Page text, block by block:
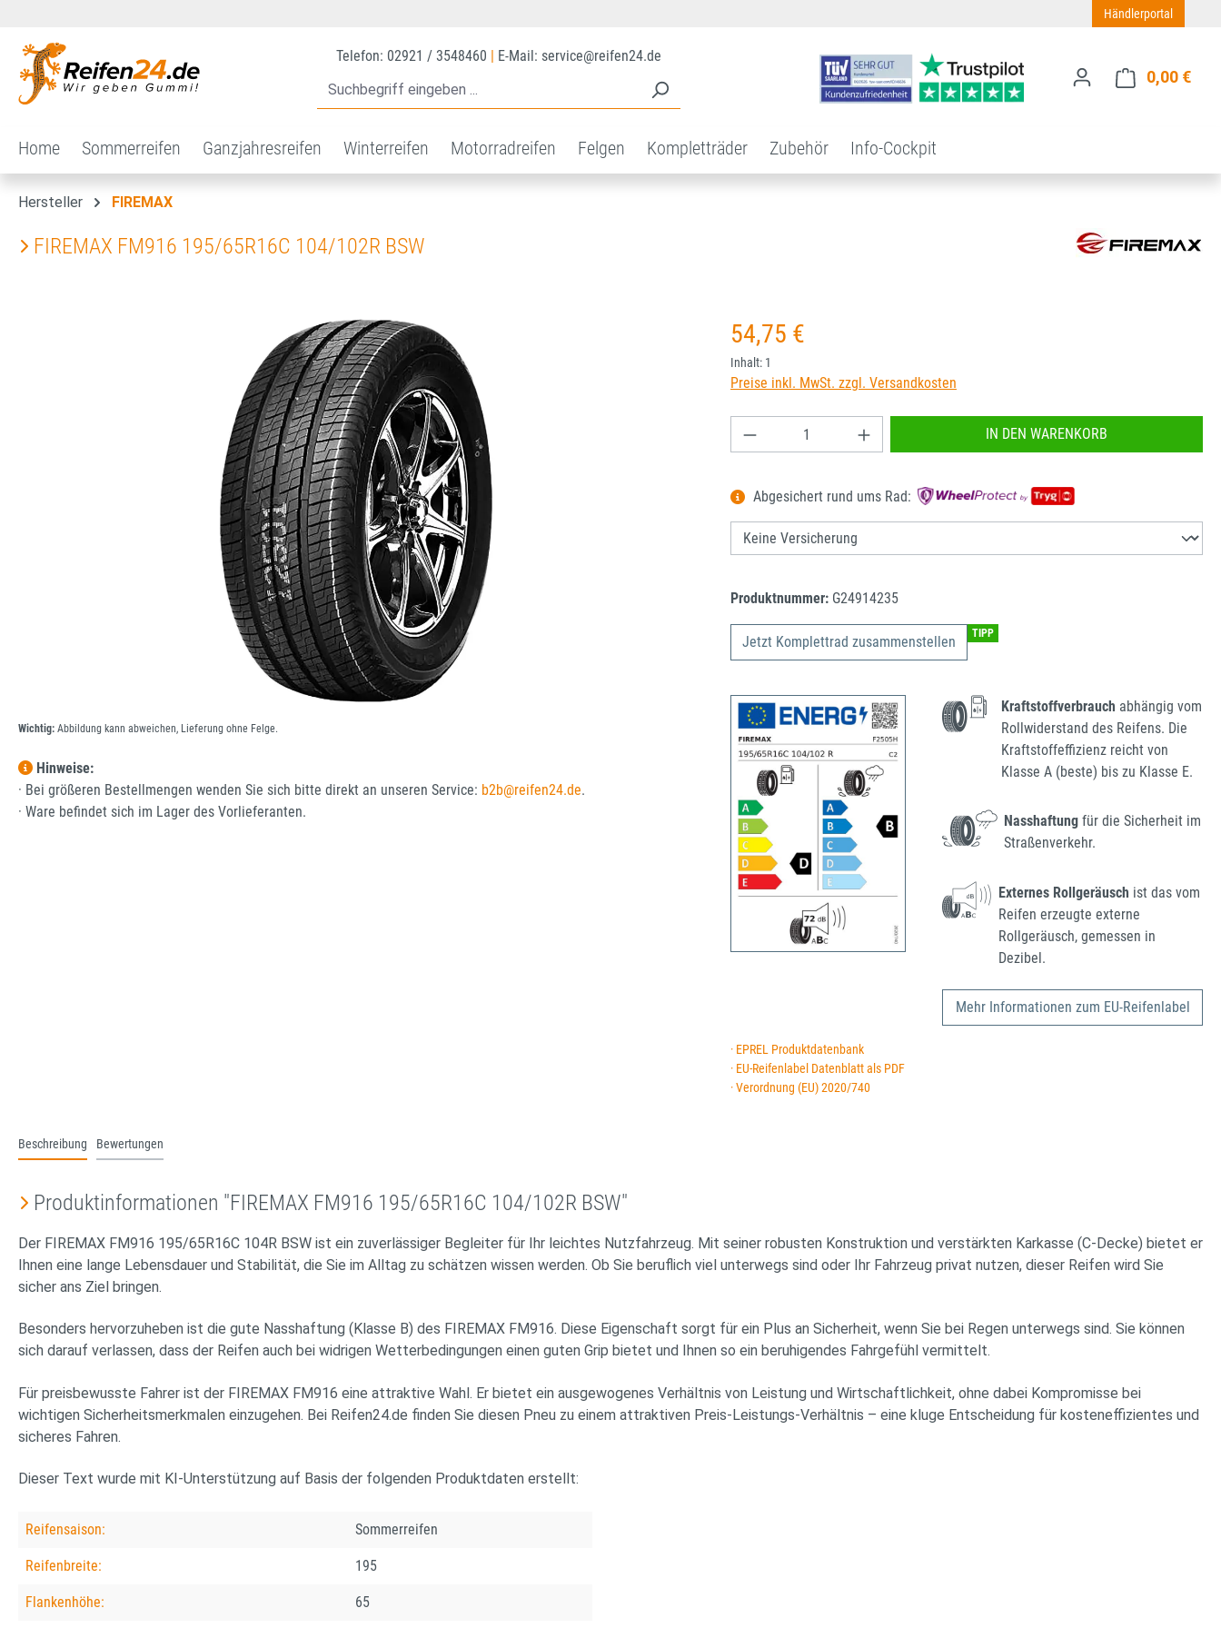
Händlerportal
Telefon: 02921 / 3548460 E-Mail: service@reifen24.de
0,00 €
Home Sommerreifen Ganzjahresreifen Winterreifen Motorradreifen Felgen Kompletträder Zubehör Info-Cockpit
Hersteller FIREMAX
FIREMAX FM916 195/65R16C 104/102R BSW
Wichtig: Abbildung kann abweichen, Lieferung ohne Felge.
Hinweise:
· Bei größeren Bestellmengen wenden Sie sich bitte direkt an unseren Service: b2b@reifen24.de.
· Ware befindet sich im Lager des Vorlieferanten.
Regulärer Preis:
54,75 €
Inhalt: 1
Preise inkl. MwSt. zzgl. Versandkosten
Produkt Anzahl: Gib den gewünschten Wert ein oder
IN DEN WARENKORB
Abgesichert rund ums Rad:
Produktnummer: G24914235
Jetzt Komplettrad zusammenstellen TIPP
Kraftstoffverbrauch abhängig vom
Rollwiderstand des Reifens. Die
Kraftstoffeffizienz reicht von
Klasse A (beste) bis zu Klasse E.
Nasshaftung für die Sicherheit im
Straßenverkehr.
Externes Rollgeräusch ist das vom
Reifen erzeugte externe
Rollgeräusch, gemessen in
Dezibel.
Mehr Informationen zum EU-Reifenlabel
· EPREL Produktdatenbank
· EU-Reifenlabel Datenblatt als PDF
· Verordnung (EU) 2020/740
Beschreibung Bewertungen
Produktinformationen "FIREMAX FM916 195/65R16C 104/102R BSW"
Der FIREMAX FM916 195/65R16C 104R BSW ist ein zuverlässiger Begleiter für Ihr leichtes Nutzfahrzeug. Mit seiner robusten Konstruktion und verstärkten Karkasse (C-Decke) bietet er
Ihnen eine lange Lebensdauer und Stabilität, die Sie im Alltag zu schätzen wissen werden. Ob Sie beruflich viel unterwegs sind oder Ihr Fahrzeug privat nutzen, dieser Reifen wird Sie
sicher ans Ziel bringen.
Besonders hervorzuheben ist die gute Nasshaftung (Klasse B) des FIREMAX FM916. Diese Eigenschaft sorgt für ein Plus an Sicherheit, wenn Sie bei Regen unterwegs sind. Sie können
sich darauf verlassen, dass der Reifen auch bei widrigen Wetterbedingungen einen guten Grip bietet und Ihnen so ein beruhigendes Fahrgefühl vermittelt.
Für preisbewusste Fahrer ist der FIREMAX FM916 eine attraktive Wahl. Er bietet ein ausgewogenes Verhältnis von Leistung und Wirtschaftlichkeit, ohne dabei Kompromisse bei
wichtigen Sicherheitsmerkmalen einzugehen. Bei Reifen24.de finden Sie diesen Pneu zu einem attraktiven Preis-Leistungs-Verhältnis – eine kluge Entscheidung für kosteneffizientes und
sicheres Fahren.
Dieser Text wurde mit KI-Unterstützung auf Basis der folgenden Produktdaten erstellt:
Reifensaison: Sommerreifen
Reifenbreite: 195
Flankenhöhe: 65